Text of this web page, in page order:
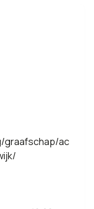
graafschap/ac